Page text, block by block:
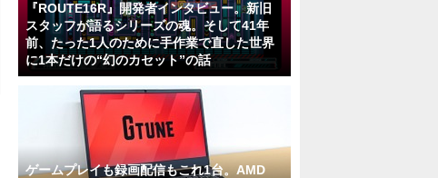
『ROUTE16R』開発者インタビュー。新旧
スタッフが語るシリーズの魂。そして41年
前、たった1人のために手作業で直した世界
に1本だけの“幻のカセット”の話
ゲームプレイも録画配信もこれ1台。AMD